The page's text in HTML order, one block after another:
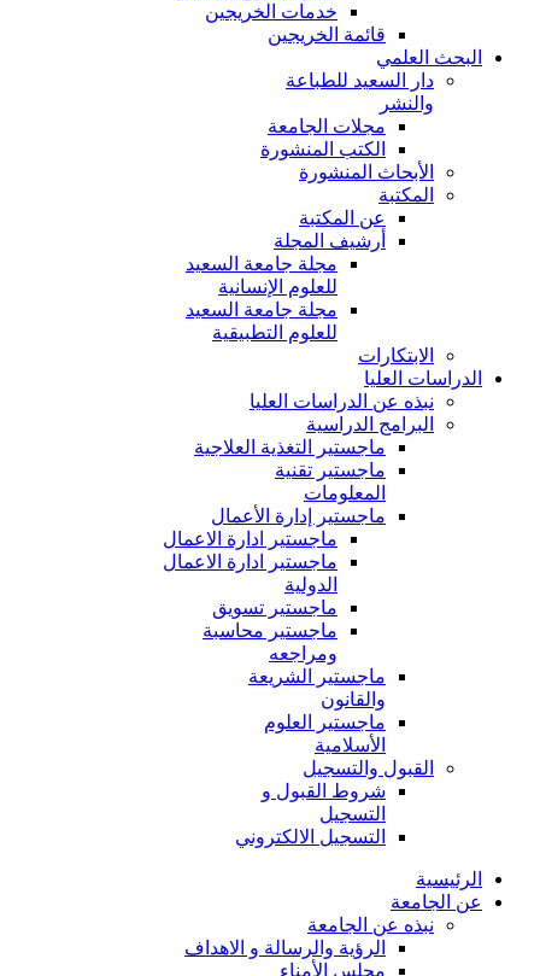
خدمات الخريجين
قائمة الخريجين
البحث العلمي
دار السعيد للطباعة
والنشر
مجلات الجامعة
الكتب المنشورة
الأبحاث المنشورة
المكتبة
عن المكتبة
أرشيف المجلة
مجلة جامعة السعيد
للعلوم الإنسانية
مجلة جامعة السعيد
للعلوم التطبيقية
الابتكارات
الدراسات العليا
نبذه عن الدراسات العليا
البرامج الدراسية
ماجستير التغذية العلاجية
ماجستير تقنية
المعلومات
ماجستير إدارة الأعمال
ماجستير ادارة الاعمال
ماجستير ادارة الاعمال
الدولية
ماجستير تسويق
ماجستير محاسبة
ومراجعه
ماجستير الشريعة
والقانون
ماجستير العلوم
الأسلامية
القبول والتسجيل
شروط القبول و
التسجيل
التسجيل الالكتروني
الرئيسية
عن الجامعة
نبذه عن الجامعة
الرؤية والرسالة و الاهداف
مجلس الأمناء